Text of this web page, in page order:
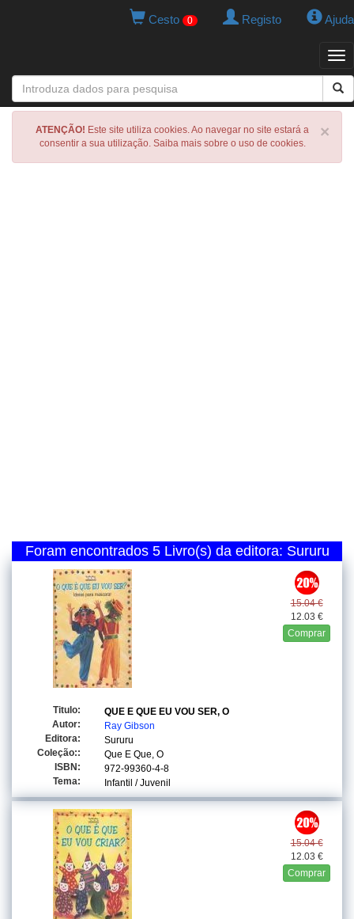
Cesto 0 Registo Ajuda
×
ATENÇÃO! Este site utiliza cookies. Ao navegar no site estará a
consentir a sua utilização. Saiba mais sobre o uso de cookies.
Foram encontrados 5 Livro(s) da editora: Sururu
15.04 €
12.03 €
Comprar
Titulo:
QUE E QUE EU VOU SER, O
Autor:
Ray Gibson
Editora:
Sururu
Coleção::
Que E Que, O
ISBN:
972-99360-4-8
Tema:
Infantil / Juvenil
15.04 €
12.03 €
Comprar